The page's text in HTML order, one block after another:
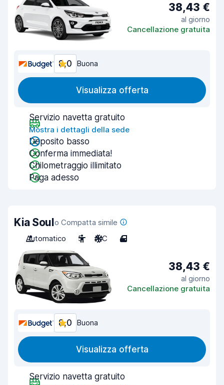
38,43 €
al giorno
Cancellazione gratuita
8,0 Buona
Visualizza offerta
Servizio navetta gratuito
Mostra i dettagli della sede
Deposito basso
Conferma immediata!
Chilometraggio illimitato
Paga adesso
Kia Soulo Compatta simile
Automatico
5 A/C 4
38,43 €
al giorno
Cancellazione gratuita
8,0 Buona
Visualizza offerta
Servizio navetta gratuito